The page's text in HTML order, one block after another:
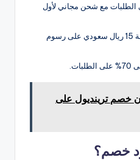
على الطلبات مع شحن مجاني لأول
كاش باك بقيمة 15 ريال سعودي على رسوم
خصم ترينديول على
خصم؟